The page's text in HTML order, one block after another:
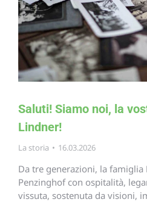
Saluti! Siamo noi, la
Lindner!
La storia 16.03.2026
Da tre generazioni, la
Penzinghof con ospitalità,
vissuta, sostenuta da visioni,